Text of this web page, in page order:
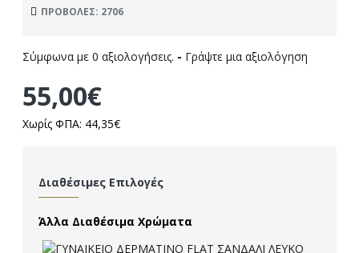
ΠΡΟΒΟΛΈΣ: 2706
Σύμφωνα με 0 αξιολογήσεις. - Γράψτε μια αξιολόγηση
55,00€
Χωρίς ΦΠΑ: 44,35€
Διαθέσιμες Επιλογές
Άλλα Διαθέσιμα Χρώματα